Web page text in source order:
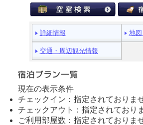
ペ
ー
メ
ュ
ー
詳細情報 地
交通・周辺観光情報
現在の表示条件
チェックイン：指定されておりま
チェックアウト：指定されており
ご利用部屋数：指定されておりま